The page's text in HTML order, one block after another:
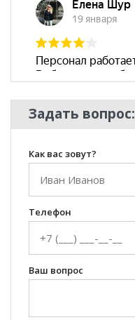
Задать вопрос:
Как вас зовут?
Телефон
Ваш вопрос